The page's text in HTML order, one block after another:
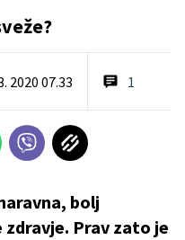
2020 07.33 1
bolj
Prav zato je